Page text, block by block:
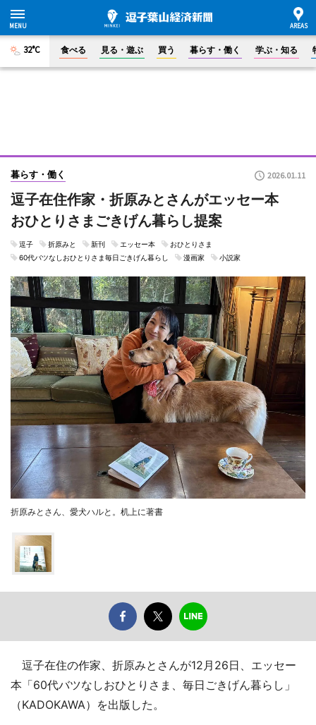
32°C 食べる 見る・遊ぶ 買う 暮らす・働く 学ぶ・知る
暮らす・働く 2026.01.11
逗子在住作家・折原みとさんがエッセー本
おひとりさまごきげん暮らし提案
逗子 折原みと 新刊 エッセー本
おひとりさま
60代バツなしおひとりさま毎日ごきげん暮らし
漫画家 小説家
折原みとさん、愛犬ハルと。机上に著書
逗子在住の作家、折原みとさんが12月26日、エッセー
本「60代バツなしおひとりさま、毎日ごきげん暮らし」
（KADOKAWA）を出版した。